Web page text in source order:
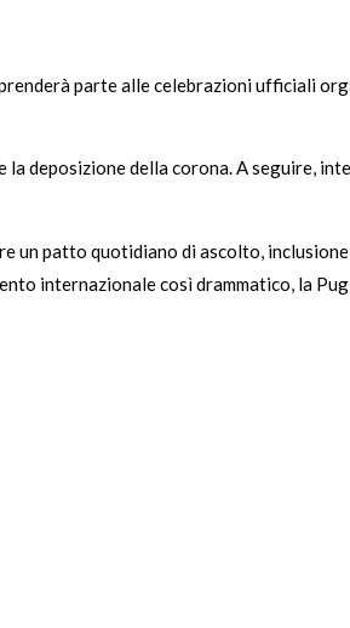
parte alle celebrazioni ufficiali
deposizione della corona. A seguire,
un patto quotidiano di ascolto,
internazionale così drammatico, la